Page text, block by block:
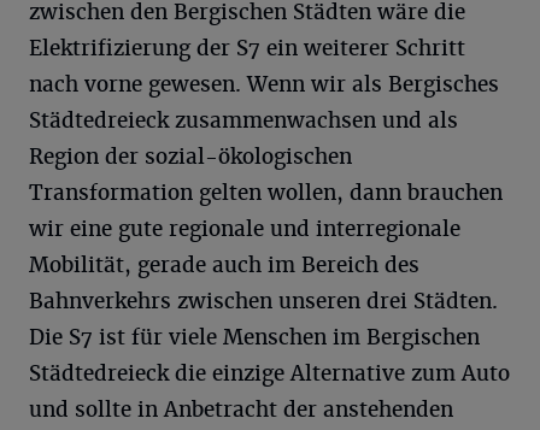
zwischen den Bergischen Städten wäre die
Elektrifizierung der S7 ein weiterer Schritt
nach vorne gewesen. Wenn wir als Bergisches
Städtedreieck zusammenwachsen und als
Region der sozial-ökologischen
Transformation gelten wollen, dann brauchen
wir eine gute regionale und interregionale
Mobilität, gerade auch im Bereich des
Bahnverkehrs zwischen unseren drei Städten.
Die S7 ist für viele Menschen im Bergischen
Städtedreieck die einzige Alternative zum Auto
und sollte in Anbetracht der anstehenden